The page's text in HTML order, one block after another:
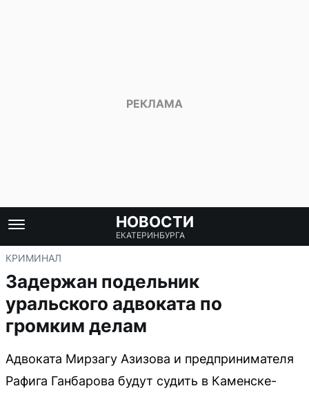
НОВОСТИ
ЕКАТЕРИНБУРГА
КРИМИНАЛ
Задержан подельник
уральского адвоката по
громким делам
Адвоката Мирзагу Азизова и предпринимателя
Рафига Ганбарова будут судить в Каменске-